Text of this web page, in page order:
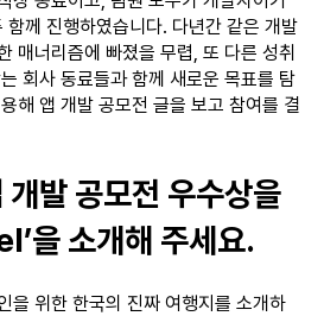
함께 진행하였습니다. 다년간 같은 개발
매너리즘에 빠졌을 무렵, 또 다른 성취
회사 동료들과 함께 새로운 목표를 탐
해 앱 개발 공모전 글을 보고 참여를 결
발 공모전 우수상을
을 소개해 주세요.
을 위한 한국의 진짜 여행지를 소개하